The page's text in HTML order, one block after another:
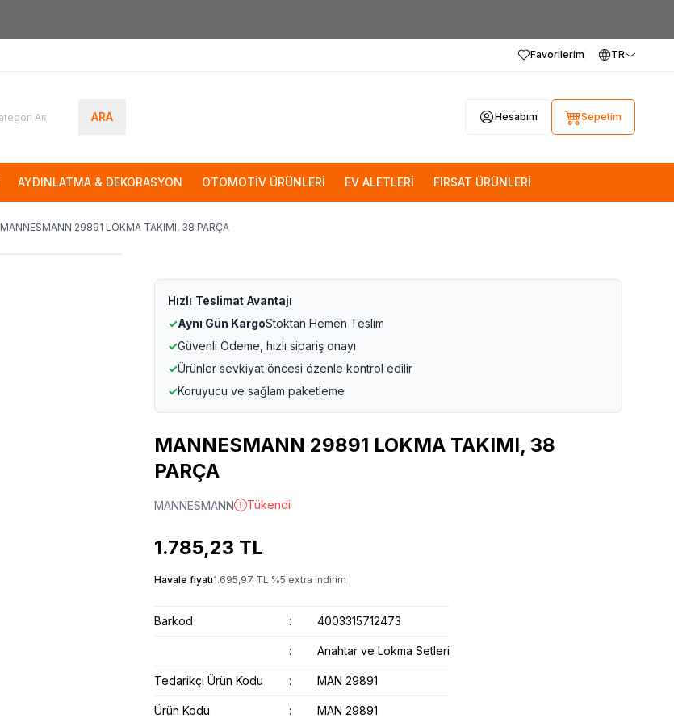
Favorilerim TR
ARA Hesabım Sepetim
AYDINLATMA & DEKORASYON OTOMOTİV ÜRÜNLERİ EV ALETLERİ FIRSAT ÜRÜNLERİ
MANNESMANN 29891 LOKMA TAKIMI, 38 PARÇA
Hızlı Teslimat Avantajı
✓Aynı Gün KargoStoktan Hemen Teslim
✓Güvenli Ödeme, hızlı sipariş onayı
✓Ürünler sevkiyat öncesi özenle kontrol edilir
✓Koruyucu ve sağlam paketleme
MANNESMANN 29891 LOKMA TAKIMI, 38
PARÇA
MANNESMANN Tükendi
1.785,23 TL
Havale fiyatı1.695,97 TL %5 extra indirim
Barkod : 4003315712473
: Anahtar ve Lokma Setleri
Tedarikçi Ürün Kodu : MAN 29891
Ürün Kodu : MAN 29891